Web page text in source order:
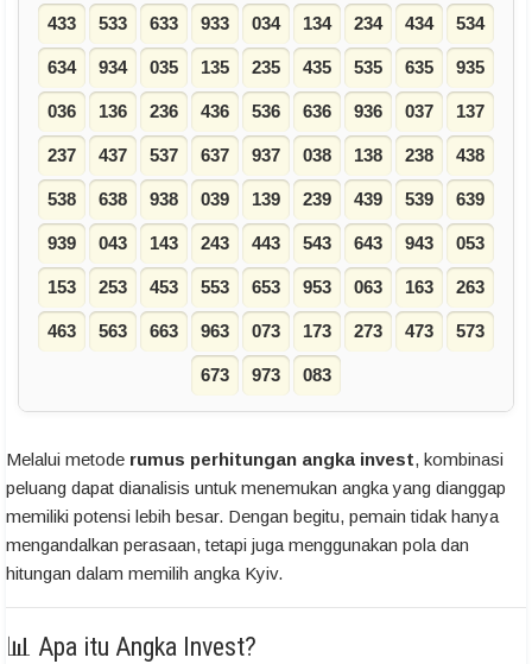
433 533 633 933 034 134 234 434 534
634 934 035 135 235 435 535 635 935
036 136 236 436 536 636 936 037 137
237 437 537 637 937 038 138 238 438
538 638 938 039 139 239 439 539 639
939 043 143 243 443 543 643 943 053
153 253 453 553 653 953 063 163 263
463 563 663 963 073 173 273 473 573
673 973 083
Melalui metode rumus perhitungan angka invest, kombinasi
peluang dapat dianalisis untuk menemukan angka yang dianggap
memiliki potensi lebih besar. Dengan begitu, pemain tidak hanya
mengandalkan perasaan, tetapi juga menggunakan pola dan
hitungan dalam memilih angka Kyiv.
📊 Apa itu Angka Invest?